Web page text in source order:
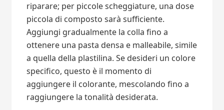
riparare; per piccole scheggiature, una dose
piccola di composto sarà sufficiente.
Aggiungi gradualmente la colla fino a
ottenere una pasta densa e malleabile, simile
a quella della plastilina. Se desideri un colore
specifico, questo è il momento di
aggiungere il colorante, mescolando fino a
raggiungere la tonalità desiderata.